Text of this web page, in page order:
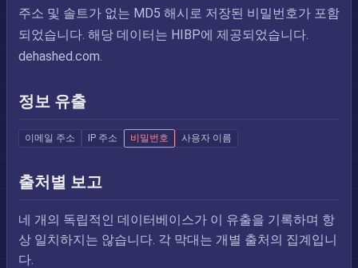
주소 및 솔트가 없는 MD5 해시로 저장된 비밀번호가 포함
되었습니다. 해당 데이터는 HIBP에 제공되었습니다.
dehashed.com.
정보 유출
이메일 주소 IP 주소 비밀번호 사용자 이름
출처별 보고
네 개의 독립적인 데이터베이스가 이 유출을 기록하며 항
상 일치하지는 않습니다. 각 막대는 개별 출처의 집계입니
다.